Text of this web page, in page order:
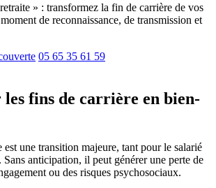
» : transformez la fin de carrière de vos
de reconnaissance, de transmission et
05 65 35 61 59
fins de carrière en bien-
est une transition majeure, tant pour le salarié
anticipation, il peut générer une perte de
ou des risques psychosociaux.